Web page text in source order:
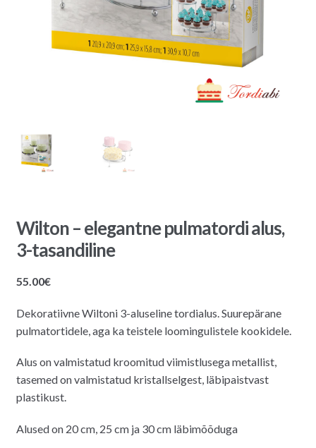
Wilton – elegantne pulmatordi alus,
3-tasandiline
55.00€
Dekoratiivne Wiltoni 3-aluseline tordialus. Suurepärane
pulmatortidele, aga ka teistele loomingulistele kookidele.
Alus on valmistatud kroomitud viimistlusega metallist,
tasemed on valmistatud kristallselgest, läbipaistvast
plastikust.
Alused on 20 cm, 25 cm ja 30 cm läbimõõduga